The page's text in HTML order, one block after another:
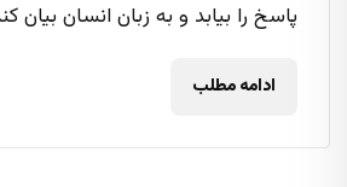
پاسخ را بیابد و به زبان انسان بیان
ادامه مطلب